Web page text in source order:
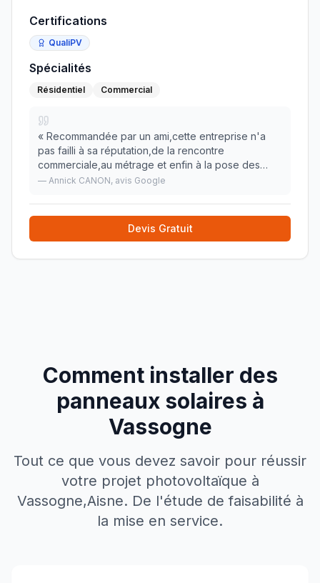
Certifications
QualiPV
Spécialités
Résidentiel Commercial
« Recommandée par un ami,cette entreprise n'a
pas failli à sa réputation,de la rencontre
commerciale,au métrage et enfin à la pose des
fenêtres et volets roulants. Je suis enchantée de
à tou»
— Annick CANON, avis Google
Devis Gratuit
Comment installer des
panneaux solaires à
Vassogne
Tout ce que vous devez savoir pour réussir
votre projet photovoltaïque à
Vassogne,Aisne. De l'étude de faisabilité à
la mise en service.